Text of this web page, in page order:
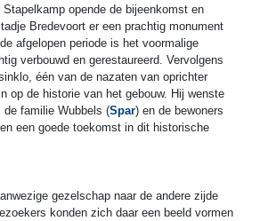
opende de bijeenkomst en
Bredevoort er een prachtig monument
afgelopen periode is het voormalige
verbouwd en gerestaureerd. Vervolgens
één van de nazaten van oprichter
op de historie van het gebouw. Hij wenste
de familie Wubbels (Spar) en de bewoners
een goede toekomst in dit historische
gezelschap naar de andere zijde
konden zich daar een beeld vormen